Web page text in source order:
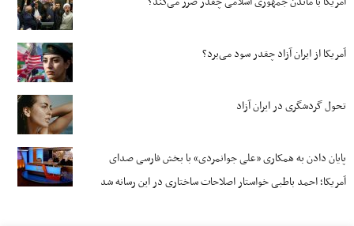
آمریکا از ایران آزاد چقدر سود می‌برد؟
تحول گردشگری در ایران آزاد
پایان دادن به همکاری «علی جوانمردی» با بخش فارسی صدای
آمریکا؛ احمد باطبی خواستار اصلاحات ساختاری در این رسانه شد